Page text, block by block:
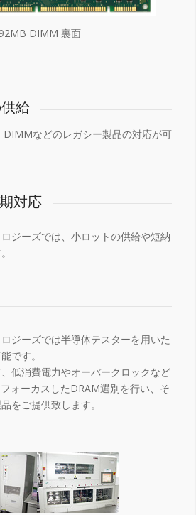
DIMM 裏面
給
などのレガシー製品の対応が可
対応
ジーズでは、小ロットの供給や短納
ジーズでは半導体テスターを用いた
です。
低消費電力やオーバークロックなど
ォーカスしたDRAM選別を行い、そ
をご提供致します。